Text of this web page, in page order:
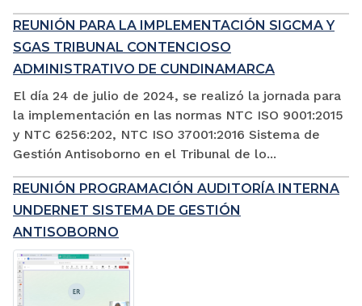
REUNIÓN PARA LA IMPLEMENTACIÓN SIGCMA Y
SGAS TRIBUNAL CONTENCIOSO
ADMINISTRATIVO DE CUNDINAMARCA
El día 24 de julio de 2024, se realizó la jornada para
la implementación en las normas NTC ISO 9001:2015
y NTC 6256:202, NTC ISO 37001:2016 Sistema de
Gestión Antisoborno en el Tribunal de lo...
REUNIÓN PROGRAMACIÓN AUDITORÍA INTERNA
UNDERNET SISTEMA DE GESTIÓN
ANTISOBORNO